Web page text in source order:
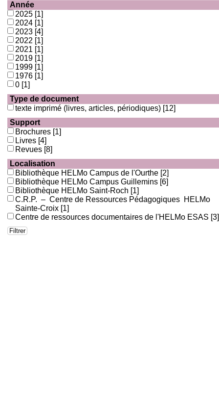
Année
2025 [1]
2024 [1]
2023 [4]
2022 [1]
2021 [1]
2019 [1]
1999 [1]
1976 [1]
0 [1]
Type de document
texte imprimé (livres, articles, périodiques) [12]
Support
Brochures [1]
Livres [4]
Revues [8]
Localisation
Bibliothèque HELMo Campus de l'Ourthe [2]
Bibliothèque HELMo Campus Guillemins [6]
Bibliothèque HELMo Saint-Roch [1]
C.R.P. – Centre de Ressources Pédagogiques HELMo
Sainte-Croix [1]
Centre de ressources documentaires de l'HELMo ESAS [3]